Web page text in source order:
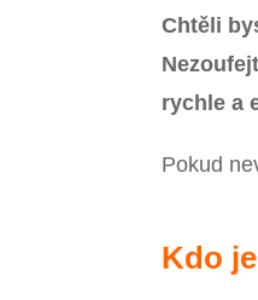
Chtěli
rychle a
Pokud
Kdo